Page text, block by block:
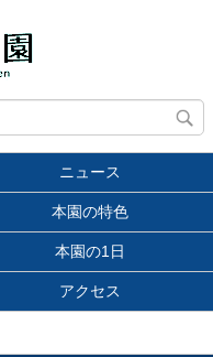
ニュース
本園の特色
本園の1日
アクセス